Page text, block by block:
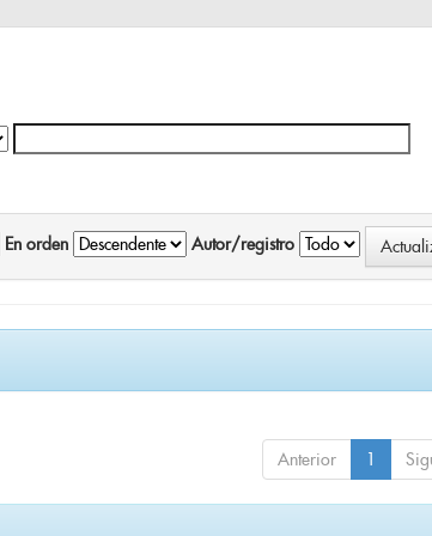
En orden Autor/registro
Anterior 1